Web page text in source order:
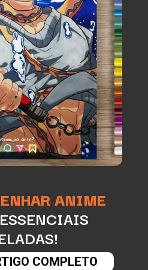
ANIME
COMPLETO